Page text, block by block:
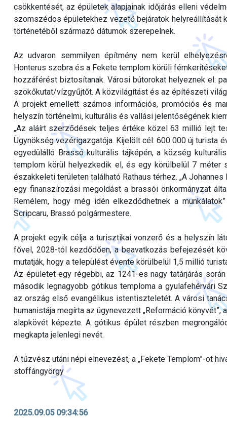
csökkentését, az épületek alapjainak időjárás elleni
szomszédos épületekhez vezető bejáratok helyreállítását
történetéből származó dátumok szerepelnek.
Az udvaron semmilyen építmény nem kerül
Honterus szobra és a Fekete templom körüli
hozzáférést biztosítanak. Városi bútorokat helyeznek el:
szökőkutat/vízgyűjtőt. A közvilágítást és az építészeti
A projekt emellett számos információs, promóciós és
helyszín történelmi, kulturális és vallási jelentőségének
„Az aláírt szerződések teljes értéke közel 63 millió lejt
Ügynökség vezérigazgatója. Kijelölt cél: 600 000 új turista
egyedülálló Brassó kulturális tájképén, a község
templom körül helyezkedik el, és egy körülbelül 7
északkeleti területen található Rathaus térhez. „A
egy finanszírozási megoldást a brassói önkormányzat
Remélem, hogy még idén elkezdődhetnek a
Scripcaru, Brassó polgármestere.
A projekt egyik célja a turisztikai vonzerő és a helyszín
fővel, 2028-tól kezdődően, a beavatkozás befejezését
mutatják, hogy a települést évente körülbelül 1,5 millió
Az épületet egy régebbi, az 1241-es nagy tatárjárás
második legnagyobb gótikus temploma a gyulafehérvári
az ország első evangélikus istentiszteletét. A városi
humanistája megírta az úgynevezett „Reformáció
alapkövét képezte. A gótikus épület részben
megkapta jelenlegi nevét.
A tűzvész utáni népi elnevezést, a „Fekete Templom”-ot
stoffángyörgy
2025.09.05 09:34:56